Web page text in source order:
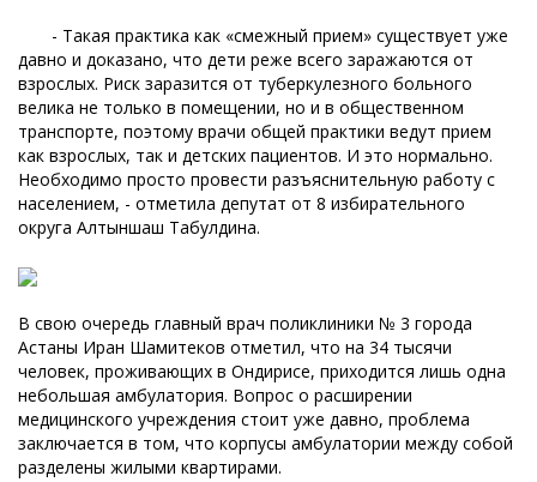
- Такая практика как «смежный прием» существует уже
давно и доказано, что дети реже всего заражаются от
взрослых. Риск заразится от туберкулезного больного
велика не только в помещении, но и в общественном
транспорте, поэтому врачи общей практики ведут прием
как взрослых, так и детских пациентов. И это нормально.
Необходимо просто провести разъяснительную работу с
населением, - отметила депутат от 8 избирательного
округа Алтыншаш Табулдина.
В свою очередь главный врач поликлиники № 3 города
Астаны Иран Шамитеков отметил, что на 34 тысячи
человек, проживающих в Ондирисе, приходится лишь одна
небольшая амбулатория. Вопрос о расширении
медицинского учреждения стоит уже давно, проблема
заключается в том, что корпусы амбулатории между собой
разделены жилыми квартирами.